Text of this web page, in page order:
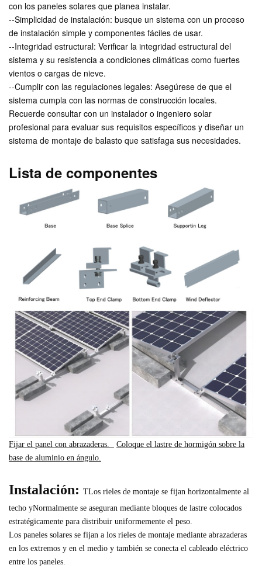
con los paneles solares que planea instalar.
--Simplicidad de instalación: busque un sistema con un proceso
de instalación simple y componentes fáciles de usar.
--Integridad estructural: Verificar la integridad estructural del
sistema y su resistencia a condiciones climáticas como fuertes
vientos o cargas de nieve.
--Cumplir con las regulaciones legales: Asegúrese de que el
sistema cumpla con las normas de construcción locales.
Recuerde consultar con un instalador o ingeniero solar
profesional para evaluar sus requisitos específicos y diseñar un
sistema de montaje de balasto que satisfaga sus necesidades.
Lista de componentes
Fijar el panel con abrazaderas.
Coloque el lastre de hormigón sobre la
base de aluminio en ángulo.
Instalación: TLos rieles de montaje se fijan horizontalmente al
techo yNormalmente se aseguran mediante bloques de lastre colocados
estratégicamente para distribuir uniformemente el peso.
Los paneles solares se fijan a los rieles de montaje mediante abrazaderas
en los extremos y en el medio y también se conecta el cableado eléctrico
entre los paneles.